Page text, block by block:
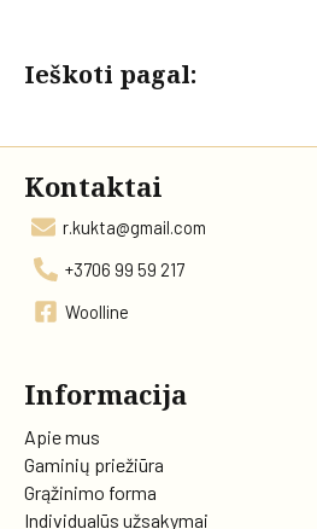
Ieškoti pagal:
Kontaktai
r.kukta@gmail.com
+3706 99 59 217
Woolline
Informacija
Apie mus
Gaminių priežiūra
Grąžinimo forma
Individualūs užsakymai